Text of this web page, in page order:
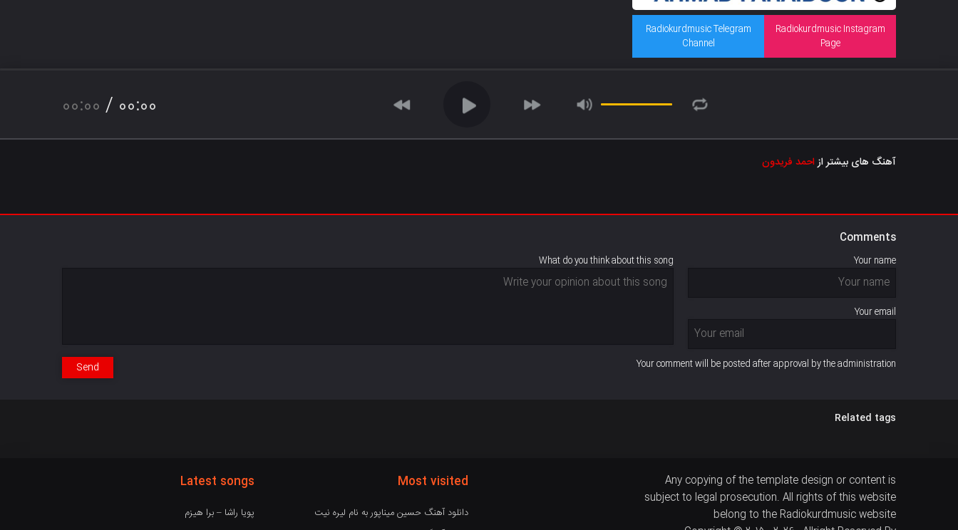
Radiokurdmusic Instagram
Page
Radiokurdmusic Telegram
Channel
00:00 / 00:00
آهنگ های بیشتر ازاحمد فریدون
Comments
Your name
Your email
What do you think about this song
Your comment will be posted after approval by the administration
Send
Related tags
Any copying of the template design or content is
subject to legal prosecution. All rights of this website
belong to the Radiokurdmusic website
Most visited
دانلود آهنگ حسین میناپور به نام لیره نیت
Latest songs
پویا راشا – برا هیزم